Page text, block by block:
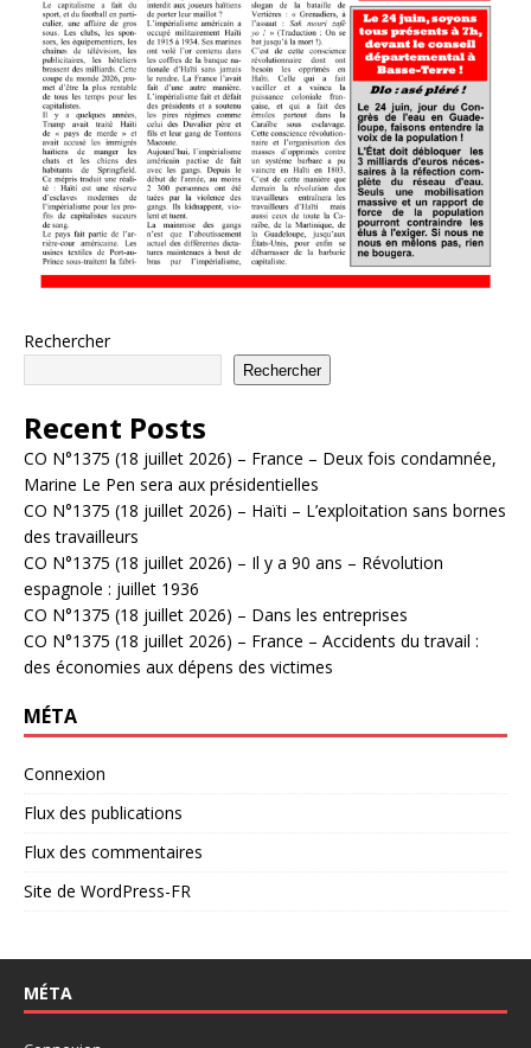
Rechercher
Rechercher
Recent Posts
CO N°1375 (18 juillet 2026) – France – Deux fois condamnée,
Marine Le Pen sera aux présidentielles
CO N°1375 (18 juillet 2026) – Haïti – L’exploitation sans bornes
des travailleurs
CO N°1375 (18 juillet 2026) – Il y a 90 ans – Révolution
espagnole : juillet 1936
CO N°1375 (18 juillet 2026) – Dans les entreprises
CO N°1375 (18 juillet 2026) – France – Accidents du travail :
des économies aux dépens des victimes
MÉTA
Connexion
Flux des publications
Flux des commentaires
Site de WordPress-FR
MÉTA